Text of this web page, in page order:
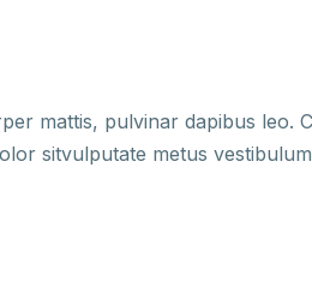
mattis, pulvinar dapibus leo.
sitvulputate metus